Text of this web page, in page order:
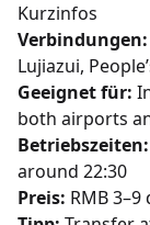
Kurzinfos
Verbindungen:
Lujiazui,
Geeignet für:
both airports
Betriebszeiten:
around 22:30
Preis: RMB